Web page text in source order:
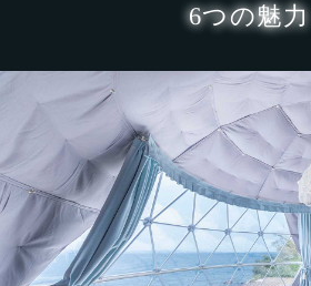
6つの魅力